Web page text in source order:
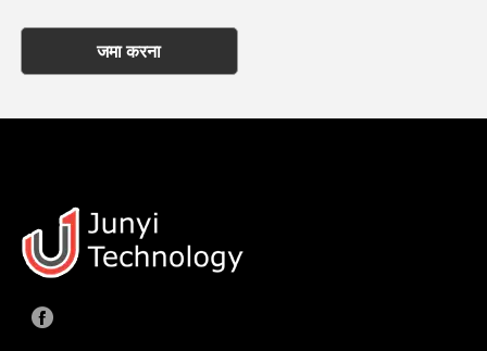
जमा करना